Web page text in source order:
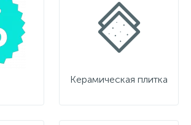
Керамическая плитка